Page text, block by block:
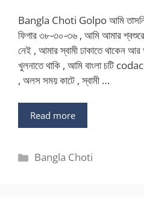
Bangla Choti Golpo আমি
ফিগার ৩৮-৩০-৩৬ , আমি আমার
নেই , আমার স্বামী ঢাকাতে থাকেন
খুলনাতে থাকি , আমি বাংলা চটি
, অলস সময় কাটে , স্বামী …
Read more
Categories
Bangla Choti